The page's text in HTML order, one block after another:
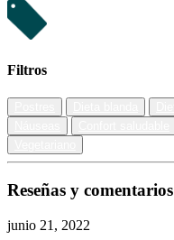
Filtros
Reseñas y comentarios
junio 21, 2022